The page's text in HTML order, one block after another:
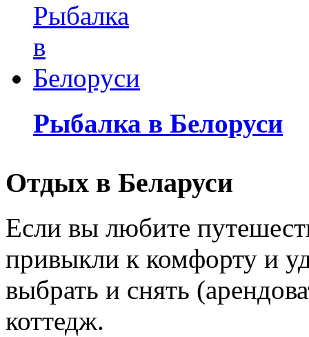
Рыбалка в Белоруси
Отдых в Беларуси
Если вы любите
привыкли к комфорту и
выбрать и снять
коттедж.